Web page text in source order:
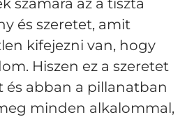
számára az a tiszta
és szeretet, amit
kifejezni van, hogy
Hiszen ez a szeretet
és abban a pillanatban
minden alkalommal,